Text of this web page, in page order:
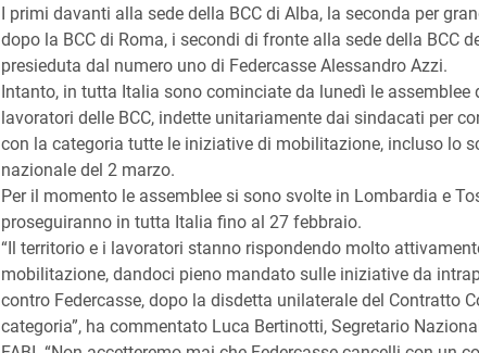
I primi davanti alla sede della BCC di Alba, la seconda per
dopo la BCC di Roma, i secondi di fronte alla sede della BCC
presieduta dal numero uno di Federcasse Alessandro Azzi.
Intanto, in tutta Italia sono cominciate da lunedì le assemblee
lavoratori delle BCC, indette unitariamente dai sindacati per
con la categoria tutte le iniziative di mobilitazione, incluso lo
nazionale del 2 marzo.
Per il momento le assemblee si sono svolte in Lombardia e
proseguiranno in tutta Italia fino al 27 febbraio.
“Il territorio e i lavoratori stanno rispondendo molto
mobilitazione, dandoci pieno mandato sulle iniziative da
contro Federcasse, dopo la disdetta unilaterale del Contratto
categoria”, ha commentato Luca Bertinotti, Segretario